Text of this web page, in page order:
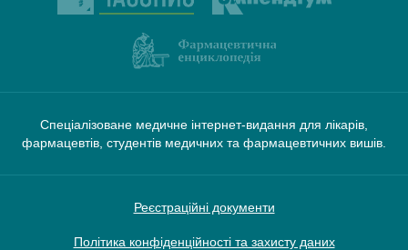
Спеціалізоване медичне інтернет-видання для лікарів,
фармацевтів, студентів медичних та фармацевтичних вишів.
Реєстраційні документи
Політика конфіденційності та захисту даних